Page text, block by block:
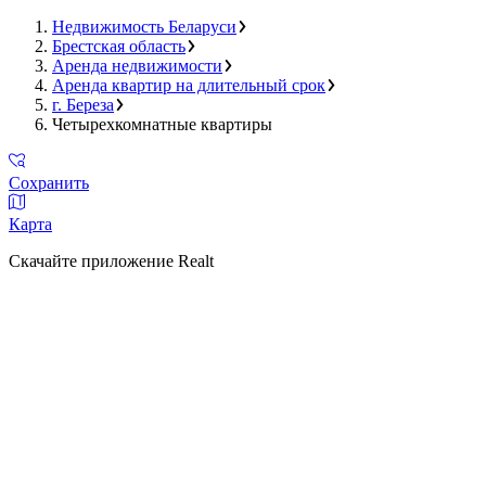
Недвижимость Беларуси
Брестская область
Аренда недвижимости
Аренда квартир на длительный срок
г. Береза
Четырехкомнатные квартиры
Сохранить
Карта
Скачайте приложение Realt